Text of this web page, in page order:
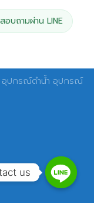
฿3,120.00.฿
สอบถามผ่าน LINE
อุปกรณ์ดำน้ำ อุปกรณ์
us